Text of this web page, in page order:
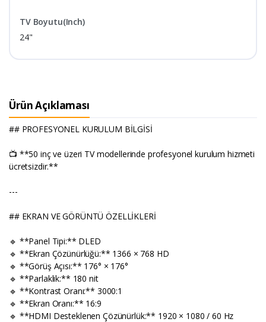
TV Boyutu(Inch)
24"
Ürün Açıklaması
## PROFESYONEL KURULUM BİLGİSİ
📺 **50 inç ve üzeri TV modellerinde profesyonel kurulum hizmeti
ücretsizdir.**
---
## EKRAN VE GÖRÜNTÜ ÖZELLİKLERİ
🔹 **Panel Tipi:** DLED
🔹 **Ekran Çözünürlüğü:** 1366 × 768 HD
🔹 **Görüş Açısı:** 176° × 176°
🔹 **Parlaklık:** 180 nit
🔹 **Kontrast Oranı:** 3000:1
🔹 **Ekran Oranı:** 16:9
🔹 **HDMI Desteklenen Çözünürlük:** 1920 × 1080 / 60 Hz